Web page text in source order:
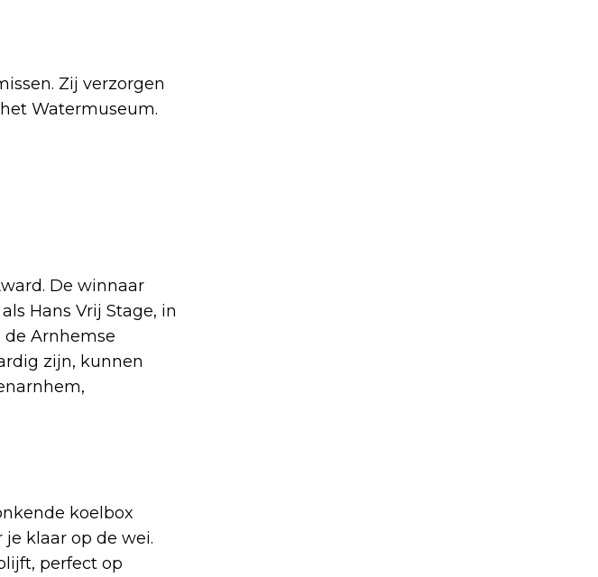
Zij verzorgen
Watermuseum.
De winnaar
Hans Vrij Stage, in
de Arnhemse
zijn, kunnen
koelbox
klaar op de wei.
perfect op